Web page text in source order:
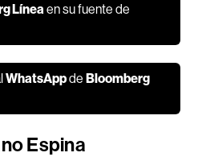
Líneaen su fuente de
WhatsAppdeBloomberg
Espina